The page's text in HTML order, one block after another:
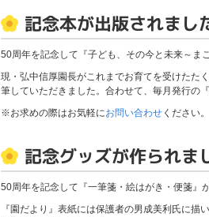
記念本が出版されまし
50周年を記念して『子ども、その今と未来～ま
現・弘中信厚園長がこれまでお育てを受けたた
筆していただきました。合わせて、毎月発行の
※お求めの際はお気軽にお問い合わせ ください。
記念グッズが作られま
50周年を記念して『一筆箋・絵はがき・便箋』
『園だより』表紙には保護者の男成美利氏に